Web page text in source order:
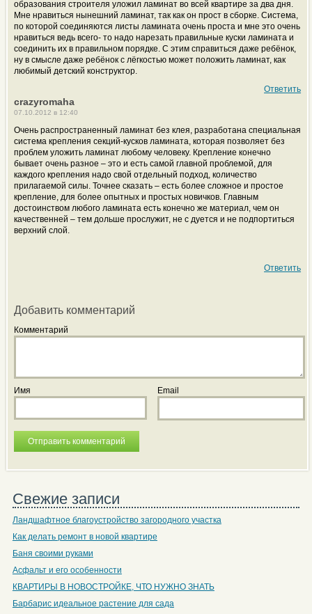
образования строителя уложил ламинат во всей квартире за два дня.
Мне нравиться нынешний ламинат, так как он прост в сборке. Система,
по которой соединяются листы ламината очень проста и мне это очень
нравиться ведь всего- то надо нарезать правильные куски ламината и
соединить их в правильном порядке. С этим справиться даже ребёнок,
ну в смысле даже ребёнок с лёгкостью может положить ламинат, как
любимый детский конструктор.
Ответить
crazyromaha
07.10.2012 в 12:40
Очень распространенный ламинат без клея, разработана специальная
система крепления секций-кусков ламината, которая позволяет без
проблем уложить ламинат любому человеку. Крепление конечно
бывает очень разное – это и есть самой главной проблемой, для
каждого крепления надо свой отдельный подход, количество
прилагаемой силы. Точнее сказать – есть более сложное и простое
крепление, для более опытных и простых новичков. Главным
достоинством любого ламината есть конечно же материал, чем он
качественней – тем дольше прослужит, не с дуется и не подпортиться
верхний слой.
Ответить
Добавить комментарий
Комментарий
Имя Email
Свежие записи
Ландшафтное благоустройство загородного участка
Как делать ремонт в новой квартире
Баня своими руками
Асфальт и его особенности
КВАРТИРЫ В НОВОСТРОЙКЕ, ЧТО НУЖНО ЗНАТЬ
Барбарис идеальное растение для сада